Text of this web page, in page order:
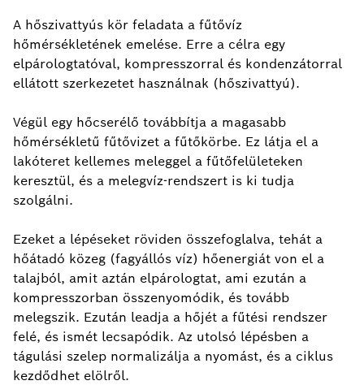
A hőszivattyús kör feladata a fűtővíz
hőmérsékletének emelése. Erre a célra egy
elpárologtatóval, kompresszorral és kondenzátorral
ellátott szerkezetet használnak (hőszivattyú).
Végül egy hőcserélő továbbítja a magasabb
hőmérsékletű fűtővizet a fűtőkörbe. Ez látja el a
lakóteret kellemes meleggel a fűtőfelületeken
keresztül, és a melegvíz-rendszert is ki tudja
szolgálni.
Ezeket a lépéseket röviden összefoglalva, tehát a
hőátadó közeg (fagyállós víz) hőenergiát von el a
talajból, amit aztán elpárologtat, ami ezután a
kompresszorban összenyomódik, és tovább
melegszik. Ezután leadja a hőjét a fűtési rendszer
felé, és ismét lecsapódik. Az utolsó lépésben a
tágulási szelep normalizálja a nyomást, és a ciklus
kezdődhet elölről.